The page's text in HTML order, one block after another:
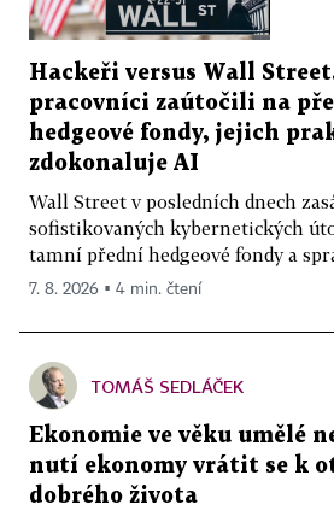
Hackeři versus Wall
pracovníci zaútočili na
hedgeové fondy, jejich
zdokonaluje AI
Wall Street v posledních dnech
sofistikovaných kybernetických
tamní přední hedgeové fondy a
7. 8. 2026 ▪ 4 min. čtení
TOMÁŠ SEDLÁČEK
Ekonomie ve věku umělé
nutí ekonomy vrátit se k
dobrého života